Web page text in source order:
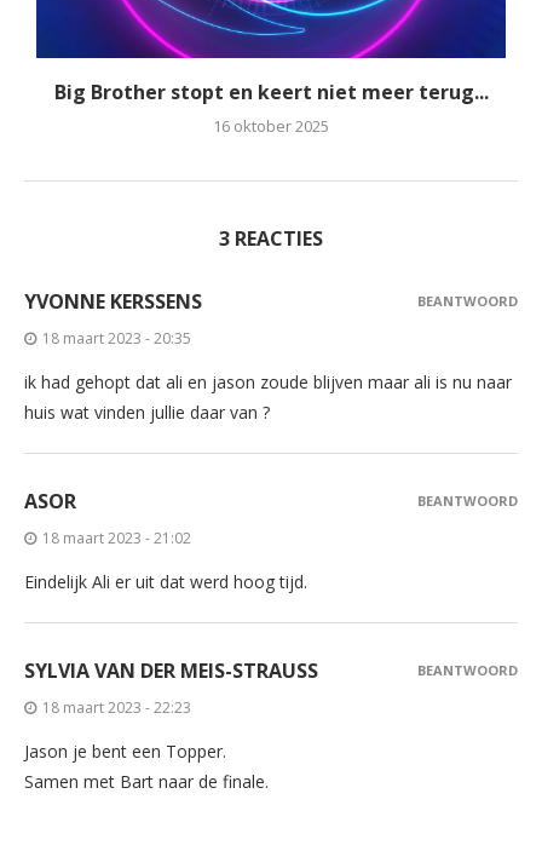
Big Brother stopt en keert niet meer terug...
16 oktober 2025
3 REACTIES
YVONNE KERSSENS
18 maart 2023 - 20:35
ik had gehopt dat ali en jason zoude blijven maar ali is nu naar
huis wat vinden jullie daar van ?
BEANTWOORD
ASOR
18 maart 2023 - 21:02
Eindelijk Ali er uit dat werd hoog tijd.
BEANTWOORD
SYLVIA VAN DER MEIS-STRAUSS
18 maart 2023 - 22:23
Jason je bent een Topper.
Samen met Bart naar de finale.
BEANTWOORD